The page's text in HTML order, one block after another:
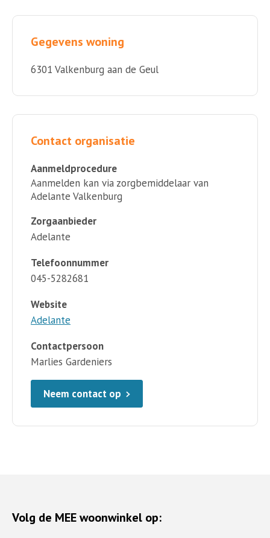
Gegevens woning
6301 Valkenburg aan de Geul
Contact organisatie
Aanmeldprocedure
Aanmelden kan via zorgbemiddelaar van
Adelante Valkenburg
Zorgaanbieder
Adelante
Telefoonnummer
045-5282681
Website
Adelante
Contactpersoon
Marlies Gardeniers
Neem contact op
Volg de MEE woonwinkel op: